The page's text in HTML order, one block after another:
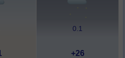
0.1
+26